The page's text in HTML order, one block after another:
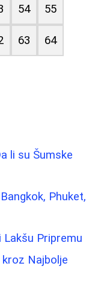
54 55
63 64
li su Šumske
Phuket,
Lakšu Pripremu
kroz Najbolje